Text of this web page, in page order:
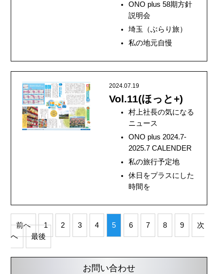
ONO plus 58期方針
説明会
埼玉（ぶらり旅）
私の地元自慢
2024.07.19
Vol.11(ほっと+)
村上社長の気になる
ニュース
ONO plus 2024.7-
2025.7 CALENDER
私の旅行予定地
休日をプラスにした
時間を
前へ 1 2 3 4 5 6 7 8 9
次
へ
最後
お問い合わせ